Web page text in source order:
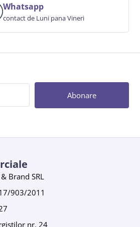
Whatsapp
contact de Luni pana Vineri
Abonare
Brand SRL
903/2011
nr. 24